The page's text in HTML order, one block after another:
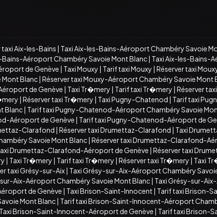
taxi Aix-les-Bains | Taxi Aix-les-Bains-Aéroport Chambéry Savoie
Bains-Aéroport Chambéry Savoie Mont Blanc| Taxi Aix-les-Bains-
de Genève | Taxi Mouxy | Tarif taxi Mouxy | Réserver taxi
Blanc| Réserver taxi Mouxy-Aéroport Chambéry Savoie Mont
de Genève | Taxi Tr�mery | Tarif taxi Tr�mery | Réserver
| Réserver taxi Tr�mery | Taxi Pugny-Chatenod | Tarif taxi
Blanc| Tarif taxi Pugny-Chatenod-Aéroport Chambéry Savoie
Aéroport de Genève | Tarif taxi Pugny-Chatenod-Aéroport de
Clarafond | Réserver taxi Drumettaz-Clarafond | Taxi
Savoie Mont Blanc| Réserver taxi Drumettaz-Clarafond-
Drumettaz-Clarafond-Aéroport de Genève | Réserver taxi
| Taxi Tr�mery | Tarif taxi Tr�mery | Réserver taxi Tr�mery | Taxi
taxi Grésy-sur-Aix| Taxi Grésy-sur-Aix-Aéroport Chambéry
Aix-Aéroport Chambéry Savoie Mont Blanc| Taxi Grésy-sur-
de Genève | Taxi Brison-Saint-Innocent | Tarif taxi Brison-
Mont Blanc| Tarif taxi Brison-Saint-Innocent-Aéroport
Brison-Saint-Innocent-Aéroport de Genève | Tarif taxi Brison-